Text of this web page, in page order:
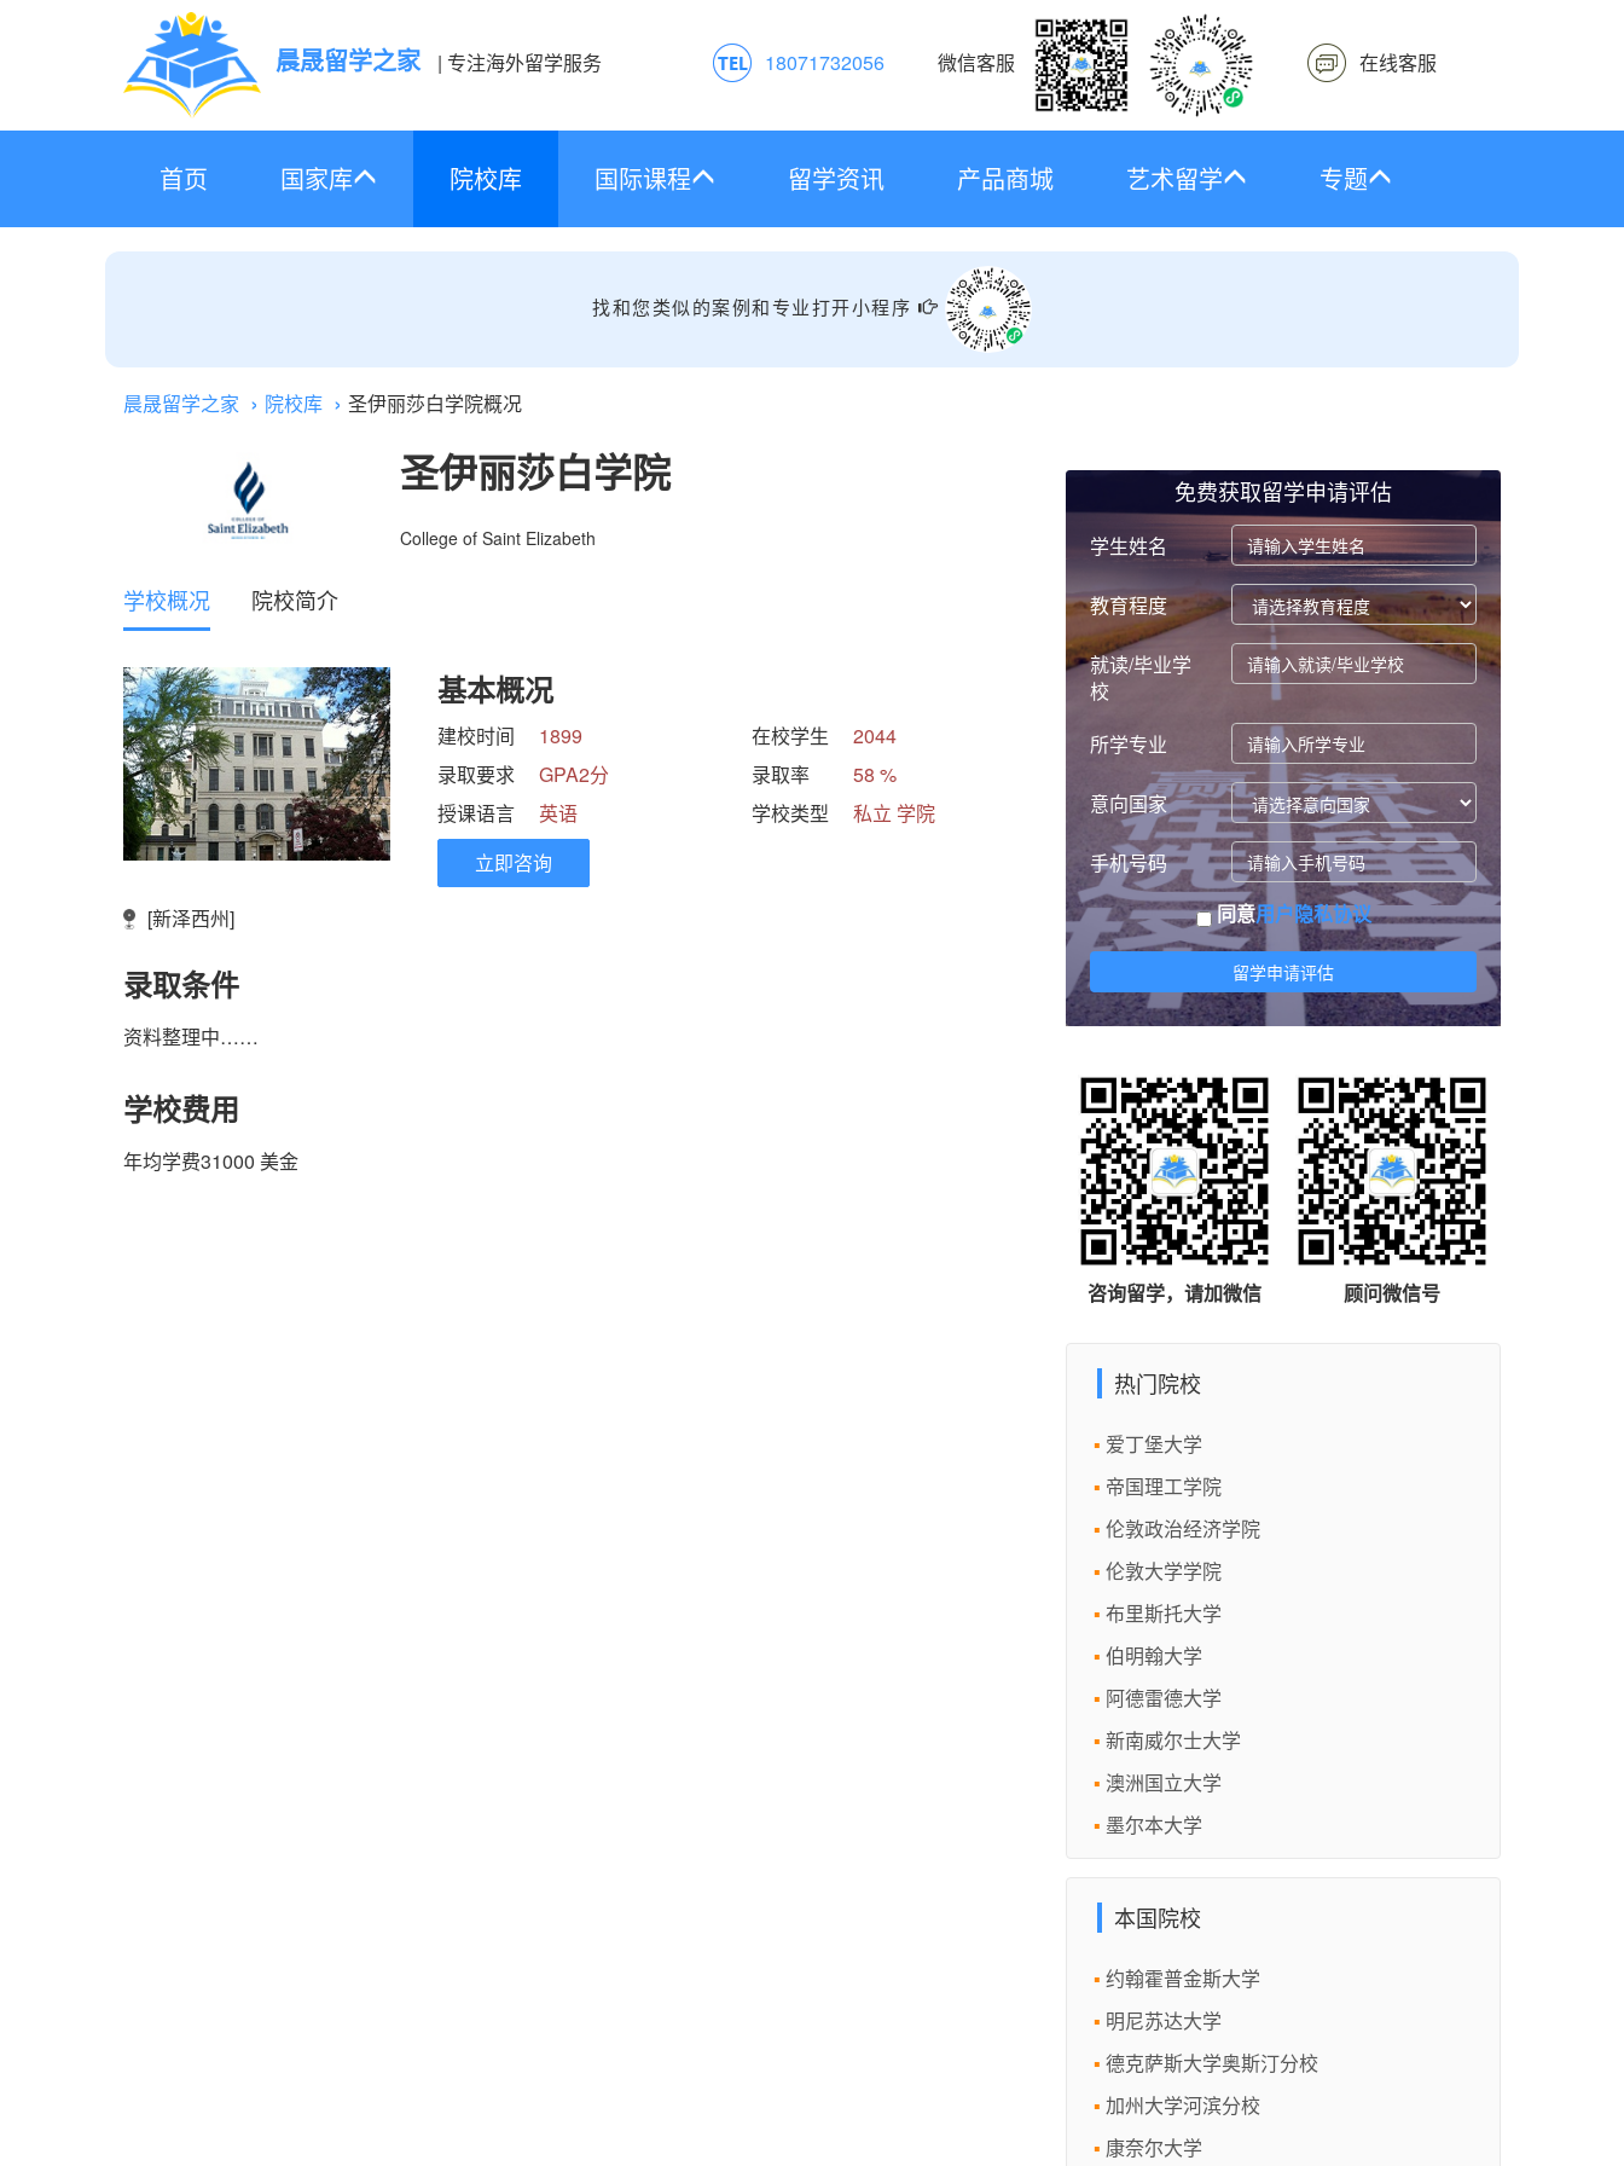
晨晟留学之家 | 专注海外留学服务 18071732056 微信客服 在线客服
首页 国家库 院校库 国际课程 留学资讯 产品商城 艺术留学 专题
找和您类似的案例和专业打开小程序
晨晟留学之家 院校库 圣伊丽莎白学院概况
圣伊丽莎白学院
College of Saint Elizabeth
学校概况 院校简介
基本概况
建校时间 1899 在校学生
2044
录取要求
GPA2分 录取率
58 %
授课语言
英语 学校类型
私立 学院
立即咨询
[新泽西州]
录取条件
资料整理中……
学校费用
年均学费31000 美金
免费获取留学申请评估
学生姓名
教育程度
就读/毕业学
校
所学专业
意向国家
手机号码
同意用户隐私协议
留学申请评估
咨询留学，请加微信 顾问微信号
热门院校
爱丁堡大学
帝国理工学院
伦敦政治经济学院
伦敦大学学院
布里斯托大学
伯明翰大学
阿德雷德大学
新南威尔士大学
澳洲国立大学
墨尔本大学
本国院校
约翰霍普金斯大学
明尼苏达大学
德克萨斯大学奥斯汀分校
加州大学河滨分校
康奈尔大学